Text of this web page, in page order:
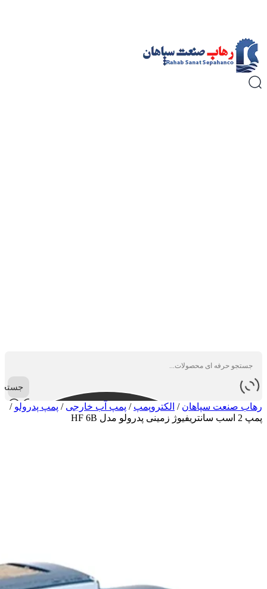
رهاب صنعت سپاهان / الکتروپمپ / پمپ آب خارجی / پمپ پدرولو /
پمپ 2 اسب سانتریفیوژ زمینی پدرولو مدل HF 6B